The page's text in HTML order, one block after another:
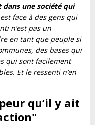
une société qui
face à des gens qui
n’est pas un
en tant que peuple si
des bases qui
qui sont facilement
Et le ressenti n’en
qu’il y ait